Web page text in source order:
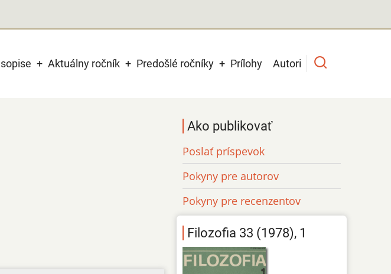
Aktuálny ročník Predošlé ročníky Prílohy Autori
Ako publikovať
Poslať príspevok
Pokyny pre autorov
Pokyny pre recenzentov
Filozofia 33 (1978), 1